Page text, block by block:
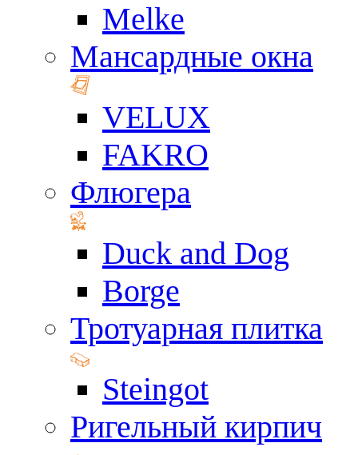
Melke
Мансардные окна
VELUX
FAKRO
Флюгера
Duck and Dog
Borge
Тротуарная плитка
Steingot
Ригельный кирпич